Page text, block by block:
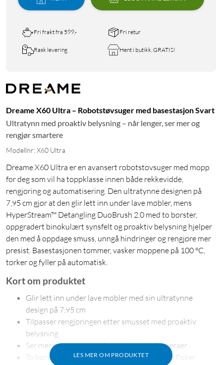
Fri frakt fra 599,- Fri retur
Rask levering Hent i butikk, GRATIS!
Dreame X60 Ultra – Robotstøvsuger med basestasjon Svart
Ultratynn med proaktiv belysning – når lenger, ser mer og
rengjør smartere
Modellnr: X60 Ultra
Dreame X60 Ultra er en avansert robotstøvsuger med mopp
for deg som vil ha toppklasse innen både rekkevidde,
rengjøring og automatisering. Den ultratynne designen på
7,95 cm gjør at den glir lett inn under lave møbler, mens
HyperStream™ Detangling DuoBrush 2.0 med to børster,
oppgradert binokulært synsfelt og proaktiv belysning hjelper
den med å oppdage smuss, unngå hindringer og rengjøre mer
presist. Basestasjonen tømmer, vasker moppene på 100 °C,
tørker og fyller på automatisk.
LES MER OM PRODUKTET
Kort om produktet
Glir lett inn under lave møbler med sin ultratynne
design på 7,95 cm
Tilpasser rengjøringen etter smusset med proaktiv
belysning
Ser mer og reagerer raskere med to AI-kameraer
To børster tar opp hår og smuss med mindre floker